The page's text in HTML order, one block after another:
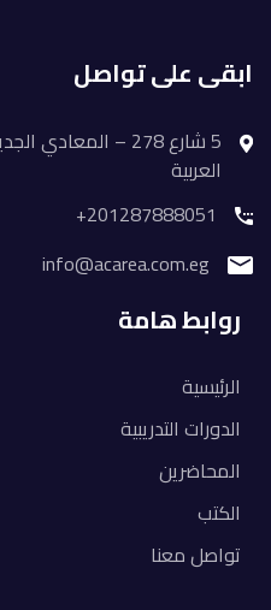
ابقى على تواصل
5 شارع 278 –
العربية
201287888051+
info@acarea.com.eg
روابط هامة
الرئيسية
الدورات التدريبية
المحاضرين
الكتب
تواصل معنا